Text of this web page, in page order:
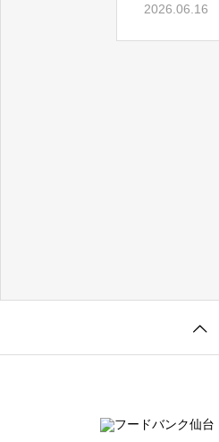
2026.06.16